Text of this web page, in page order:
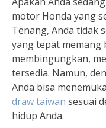
motor Honda yang
Tenang, Anda tidak
yang tepat memang
membingungkan,
tersedia. Namun,
Anda bisa
draw taiwan sesuai
hidup Anda.